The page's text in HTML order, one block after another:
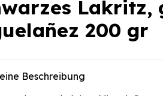
Lakritz,
200 gr
Beschreibung